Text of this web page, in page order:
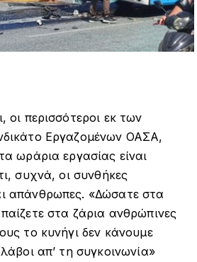
οι περισσότεροι εκ των
Εργαζομένων ΟΑΣΑ,
ωράρια εργασίας είναι
συχνά, οι συνθήκες
απάνθρωπες. «Δώσατε στα
στα ζάρια ανθρώπινες
το κυνήγι δεν κάνουμε
απ’ τη συγκοινωνία»